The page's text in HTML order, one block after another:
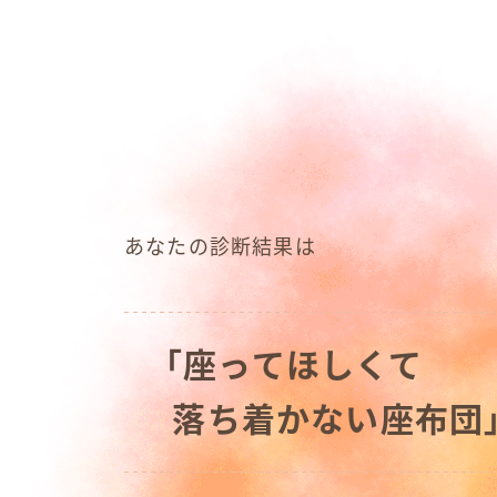
あなたの診断結果は
「座ってほしくて
落ち着かない座布団